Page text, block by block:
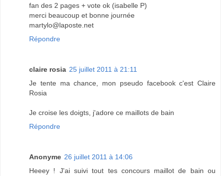
fan des 2 pages + vote ok (isabelle P)
merci beaucoup et bonne journée
martylo@laposte.net
Répondre
claire rosia 25 juillet 2011 à 21:11
Je tente ma chance, mon pseudo facebook c'est Claire
Rosia
Je croise les doigts, j'adore ce maillots de bain
Répondre
Anonyme 26 juillet 2011 à 14:06
Heeey ! J'ai suivi tout tes concours maillot de bain ou